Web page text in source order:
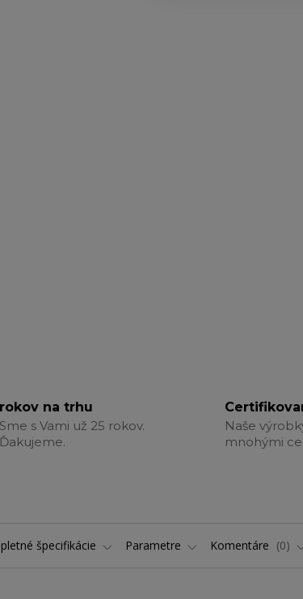
rokov na trhu
Sme s Vami už 25 rokov.
Ďakujeme.
Naše
mnohými
špecifikácie Parametre Komentáre 0